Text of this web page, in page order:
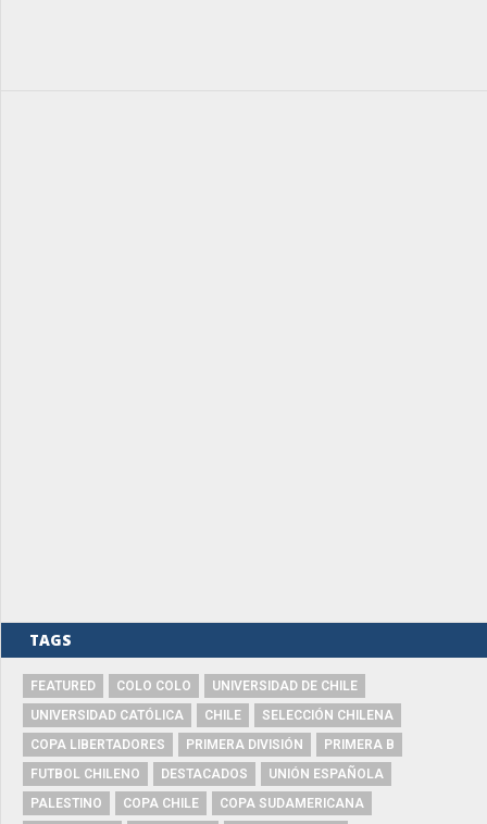
TAGS
FEATURED COLO COLO
UNIVERSIDAD DE CHILE
UNIVERSIDAD CATÓLICA
CHILE
SELECCIÓN CHILENA
COPA LIBERTADORES
PRIMERA DIVISIÓN
PRIMERA B
FUTBOL CHILENO
DESTACADOS
UNIÓN ESPAÑOLA
PALESTINO
COPA CHILE
COPA SUDAMERICANA